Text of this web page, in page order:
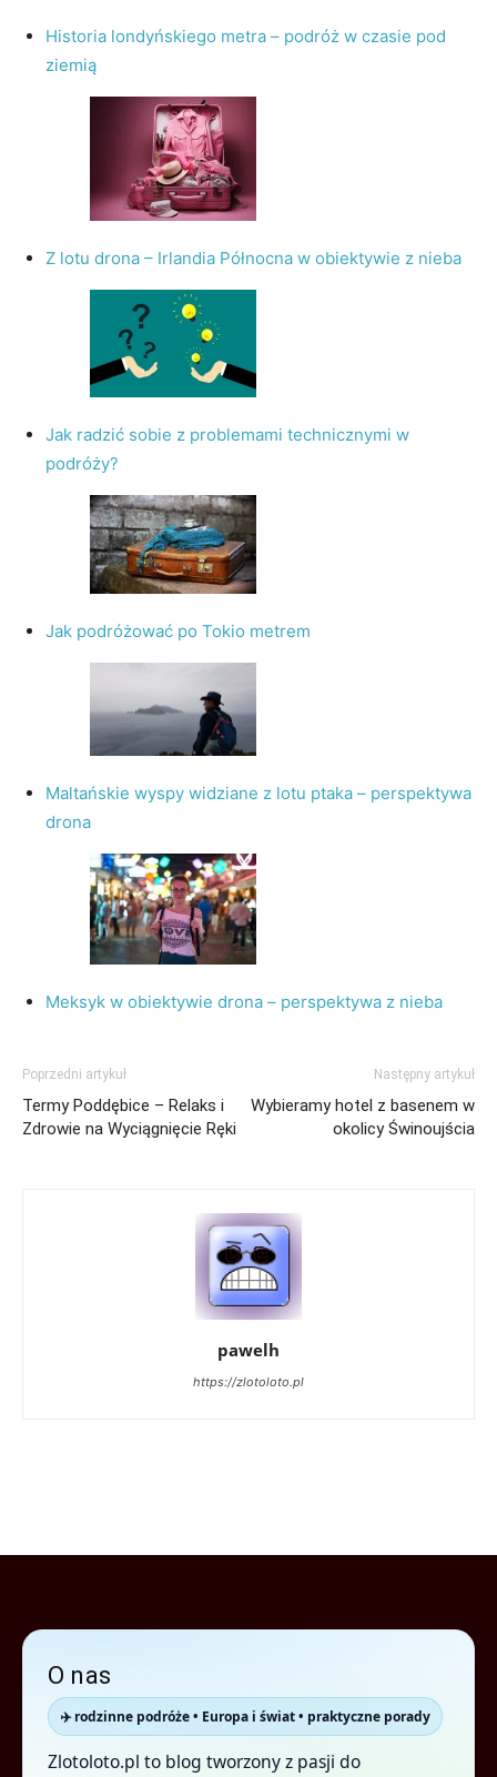
Historia londyńskiego metra – podróż w czasie pod
ziemią
Z lotu drona – Irlandia Północna w obiektywie z nieba
Jak radzić sobie z problemami technicznymi w
podróży?
Jak podróżować po Tokio metrem
Maltańskie wyspy widziane z lotu ptaka – perspektywa
drona
Meksyk w obiektywie drona – perspektywa z nieba
Poprzedni artykuł
Termy Poddębice – Relaks i
Zdrowie na Wyciągnięcie Ręki
Następny artykuł
Wybieramy hotel z basenem w
okolicy Świnoujścia
pawelh
https://zlotoloto.pl
O nas
✈️ rodzinne podróże • Europa i świat • praktyczne porady
Zlotoloto.pl to blog tworzony z pasji do